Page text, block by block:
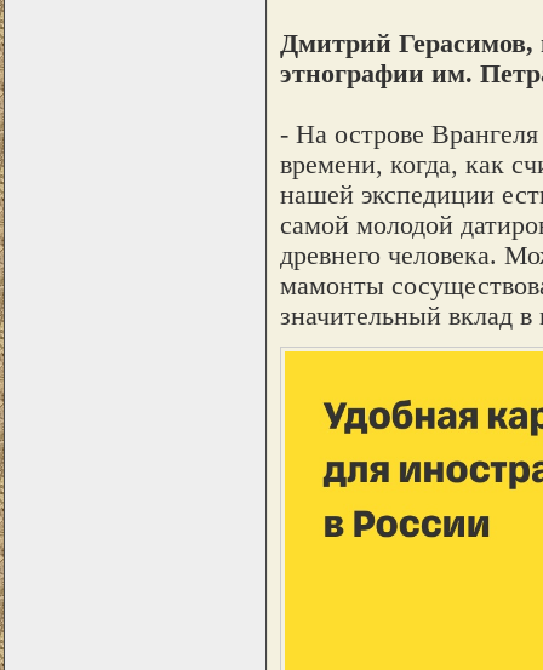
Дмитрий Герасимов,
этнографии им.
- На острове
времени, когда, как
нашей экспедиции
самой молодой
древнего человека.
мамонты
значительный вклад